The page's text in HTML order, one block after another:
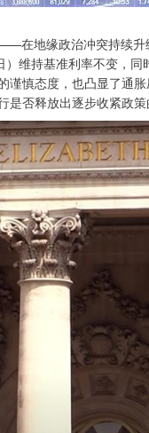
地缘政治冲突持续升
维持基准利率不变，
谨慎态度，也凸显了通
是否释放出逐步收紧政策